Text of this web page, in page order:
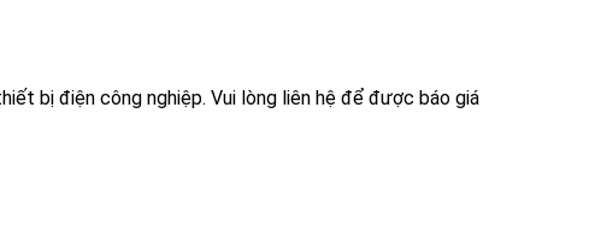
bị điện công nghiệp. Vui lòng liên hệ để được báo giá